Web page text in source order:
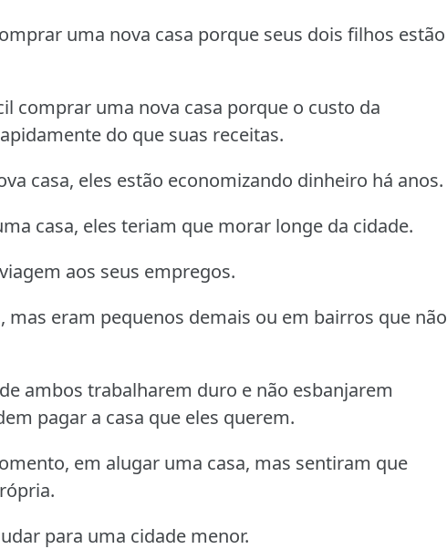
uma nova casa porque seus dois filhos estão
comprar uma nova casa porque o custo da
do que suas receitas.
casa, eles estão economizando dinheiro há anos.
casa, eles teriam que morar longe da cidade.
aos seus empregos.
mas eram pequenos demais ou em bairros que não
ambos trabalharem duro e não esbanjarem
pagar a casa que eles querem.
em alugar uma casa, mas sentiram que
para uma cidade menor.